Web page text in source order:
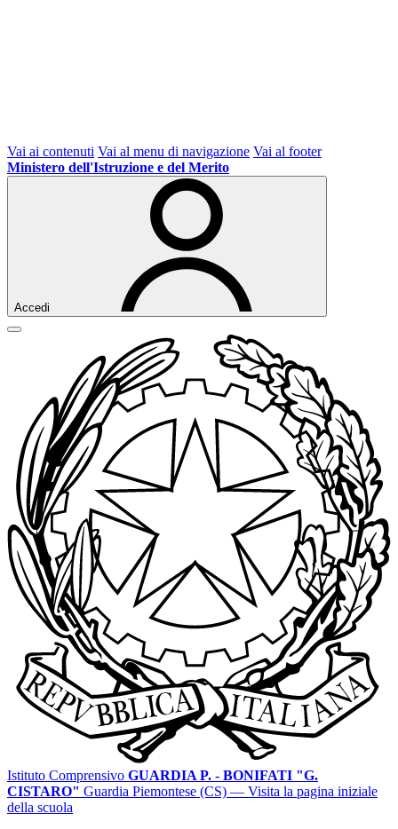
Vai ai contenuti Vai al menu di navigazione Vai al footer
Ministero dell'Istruzione e del Merito
Accedi
Istituto Comprensivo GUARDIA P. - BONIFATI "G.
CISTARO" Guardia Piemontese (CS) — Visita la pagina iniziale
della scuola